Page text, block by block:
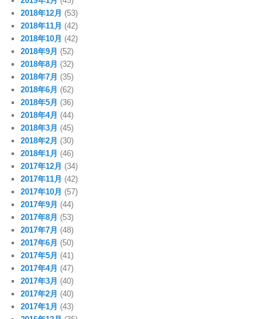
2018年12月 (53)
2018年11月 (42)
2018年10月 (42)
2018年9月 (52)
2018年8月 (32)
2018年7月 (35)
2018年6月 (62)
2018年5月 (36)
2018年4月 (44)
2018年3月 (45)
2018年2月 (30)
2018年1月 (46)
2017年12月 (34)
2017年11月 (42)
2017年10月 (57)
2017年9月 (44)
2017年8月 (53)
2017年7月 (48)
2017年6月 (50)
2017年5月 (41)
2017年4月 (47)
2017年3月 (40)
2017年2月 (40)
2017年1月 (43)